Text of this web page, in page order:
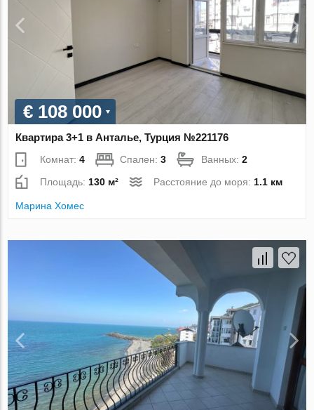
€ 108 000
Квартира 3+1 в Анталье, Турция №221176
Комнат:4 Спален:3 Ванных:2
Площадь: 130 м² Расстояние до моря: 1.1 км
Марина Хомес